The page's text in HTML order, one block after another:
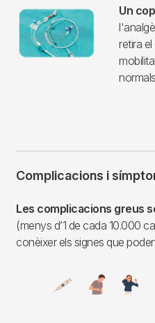
Un
retira
Complicacions i
Les complicacions greus
(menys d’1 de cada 10.000
conèixer els signes que